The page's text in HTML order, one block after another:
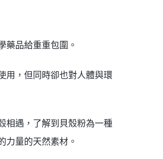
藥品給重重包圍。
用，但同時卻也對人體與環
相遇，了解到貝殼粉為一種
力量的天然素材。